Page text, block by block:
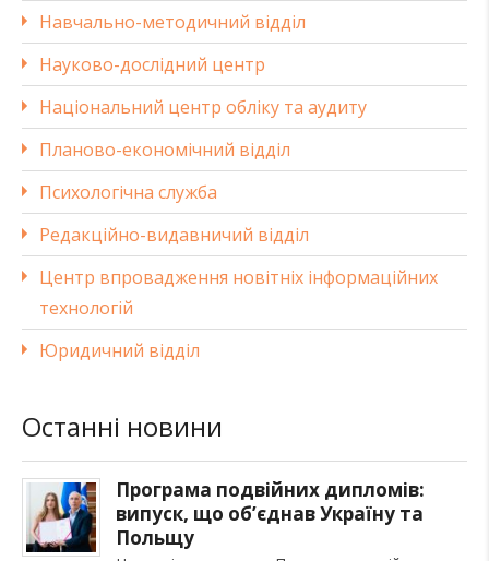
Навчально-методичний відділ
Науково-дослідний центр
Національний центр обліку та аудиту
Планово-економічний відділ
Психологічна служба
Редакційно-видавничий відділ
Центр впровадження новітніх інформаційних
технологій
Юридичний відділ
Останні новини
Програма подвійних дипломів:
випуск, що об’єднав Україну та
Польщу